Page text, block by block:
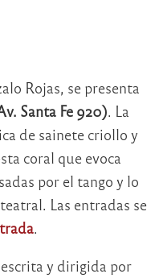
Rojas, se presenta
Santa Fe 920). La
de sainete criollo y
coral que evoca
por el tango y lo
Las entradas se
.
y dirigida por